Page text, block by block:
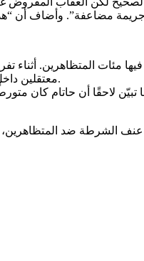
معتقلين داخل مركز الشرطة للاعتداء من قبل الشرطي ليئور حاتام، ما تسبب بكسر في ساقه.
تبيّن لاحقًا أن حاتام